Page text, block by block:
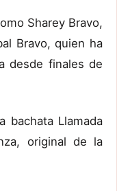
Sharey Bravo,
Bravo, quien ha
desde finales de
bachata Llamada
original de la